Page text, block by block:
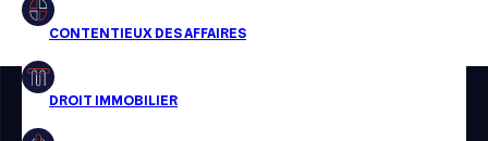
Droit immobilier
Restructuring
Aucun résultats pour cette recherche